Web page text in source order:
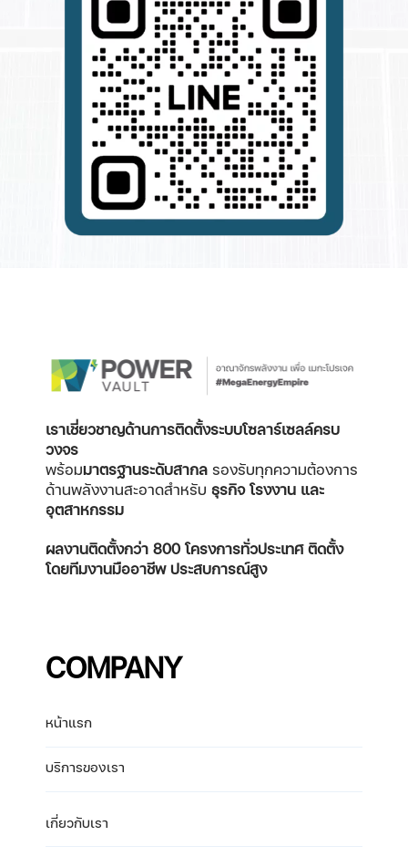
เราเชี่ยวชาญด้านการติดตั้งระบบโซลาร์เซลล์ครบ
วงจร
พร้อมมาตรฐานระดับสากล รองรับทุกความต้องการ
ด้านพลังงานสะอาดสำหรับ ธุรกิจ โรงงาน และ
อุตสาหกรรม
ผลงานติดตั้งกว่า 800 โครงการทั่วประเทศติดตั้ง
โดยทีมงานมืออาชีพ ประสบการณ์สูง
COMPANY
หน้าแรก
บริการของเรา
เกี่ยวกับเรา